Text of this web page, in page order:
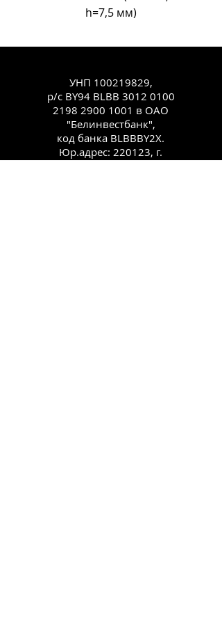
h=7,5 мм)
УНП 100219829,
р/с BY94 BLBB 3012 0100
2198 2900 1001 в ОАО
"Белинвестбанк",
код банка BLBBBY2X.
Юр.адрес: 220123, г.